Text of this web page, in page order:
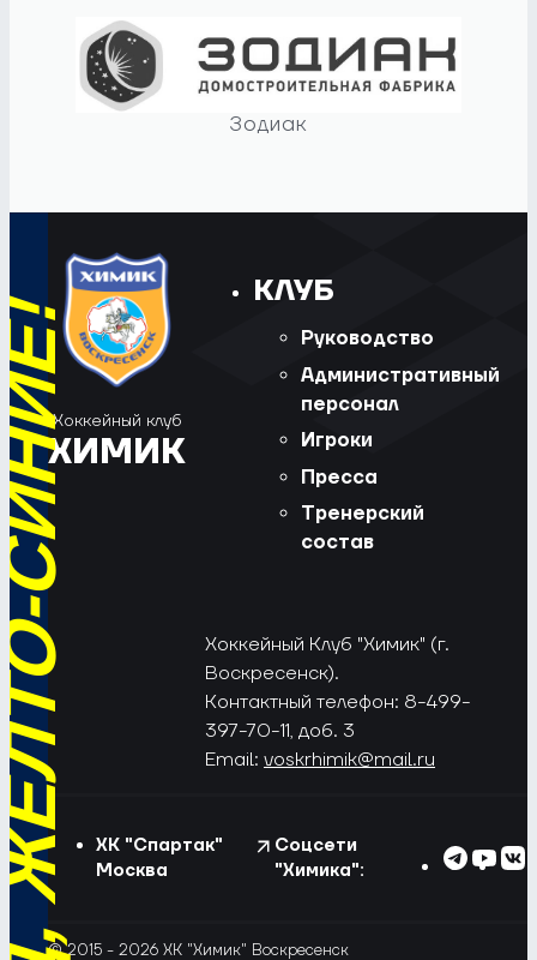
Зодиак
Хоккейный клуб
ХИМИК
КЛУБ
Руководство
Административный
персонал
Игроки
Пресса
Тренерский
состав
Хоккейный Клуб "Химик" (г.
Воскресенск).
Контактный телефон: 8-499-
397-70-11, доб. 3
Email: voskrhimik@mail.ru
ХК "Спартак"
Москва
Соцсети
"Химика":
© 2015 - 2026 ХК "Химик" Воскресенск